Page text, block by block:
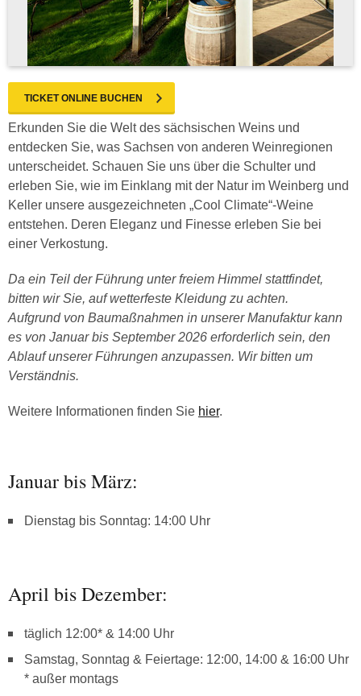
TICKET ONLINE BUCHEN
Erkunden Sie die Welt des sächsischen Weins und
entdecken Sie, was Sachsen von anderen Weinregionen
unterscheidet. Schauen Sie uns über die Schulter und
erleben Sie, wie im Einklang mit der Natur im Weinberg und
Keller unsere ausgezeichneten „Cool Climate“-Weine
entstehen. Deren Eleganz und Finesse erleben Sie bei
einer Verkostung.
Da ein Teil der Führung unter freiem Himmel stattfindet,
bitten wir Sie, auf wetterfeste Kleidung zu achten.
Aufgrund von Baumaßnahmen in unserer Manufaktur kann
es von Januar bis September 2026 erforderlich sein, den
Ablauf unserer Führungen anzupassen. Wir bitten um
Verständnis.
Weitere Informationen finden Sie hier.
Januar bis März:
Dienstag bis Sonntag: 14:00 Uhr
April bis Dezember:
täglich 12:00* & 14:00 Uhr
Samstag, Sonntag & Feiertage: 12:00, 14:00 & 16:00 Uhr
* außer montags